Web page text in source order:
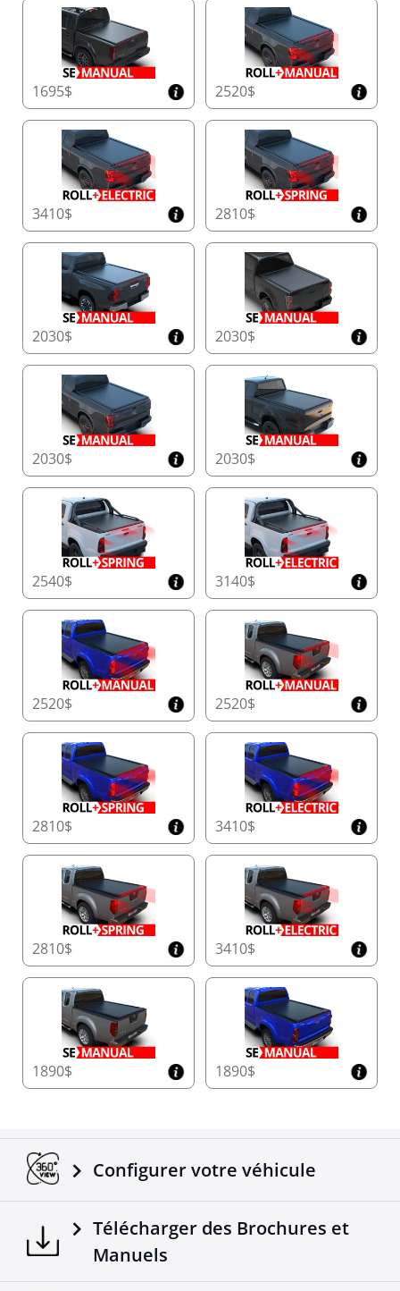
1695$ 2520$
3410$ 2810$
2030$ 2030$
2030$ 2030$
2540$ 3140$
2520$ 2520$
2810$ 3410$
2810$ 3410$
1890$ 1890$
Configurer votre véhicule
Télécharger des Brochures et
Manuels